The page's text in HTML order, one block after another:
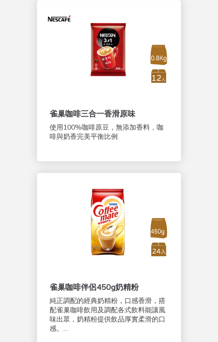
雀巢咖啡三合一香滑原味
使用100%咖啡原豆，無添加香料，咖
啡與奶香完美平衡比例
雀巢咖啡伴侶450g奶精粉
純正調配的經典奶精粉，口感香滑，搭
配雀巢咖啡飲用及調配各式飲料能讓風
味出眾，奶精粉提供飲品厚實柔滑的口
感。...